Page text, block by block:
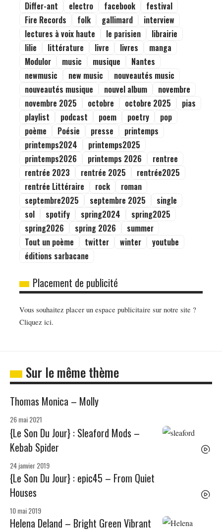
Differ-ant
electro facebook
festival
Fire Records
folk gallimard
interview
lectures à voix haute
le parisien
librairie
lilie
littérature livre livres
manga
Modulor
music musique
Nantes
newmusic
new music
nouveautés music
nouveautés musique
nouvel album
novembre
novembre 2025
octobre octobre 2025
pias
playlist
podcast poem poetry
pop
poème
Poésie presse
printemps
printemps2024
printemps2025
printemps2026
printemps 2026
rentree
rentrée 2023
rentrée 2025
rentrée2025
rentrée Littéraire
rock
roman
septembre2025
septembre 2025
single
sol
spotify spring2024
spring2025
spring2026
spring 2026
summer
Tout un poème
twitter winter
youtube
éditions sarbacane
Placement de publicité
Vous souhaitez placer un espace publicitaire sur notre site ?
Cliquez ici.
Sur le même thème
Thomas Monica – Molly
26 mai 2021
{Le Son Du Jour} : Sleaford Mods –
Kebab Spider
24 janvier 2019
{Le Son Du Jour} : epic45 – From Quiet
Houses
10 mai 2019
Helena Deland – Bright Green Vibrant